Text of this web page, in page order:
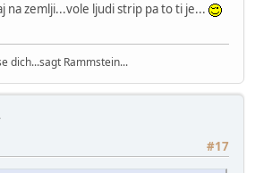
na zemlji...vole ljudi strip pa to ti je...
dich...sagt Rammstein...
#17